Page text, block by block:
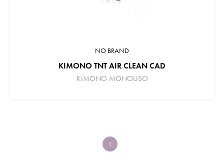
NO BRAND
KIMONO TNT AIR CLEAN CAD
KIMONO MONOUSO
1